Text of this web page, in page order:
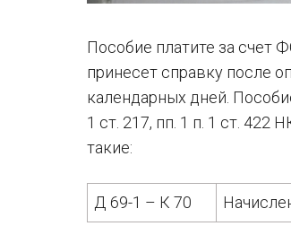
Пособие платите за счет
принесет справку после
календарных дней.
1 ст. 217, пп. 1 п. 1 ст. 422
такие:
Д 69-1 – К 70